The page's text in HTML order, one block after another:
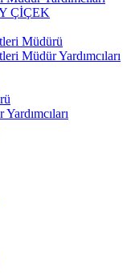
ÇİÇEK
Müdürü
Müdür Yardımcıları